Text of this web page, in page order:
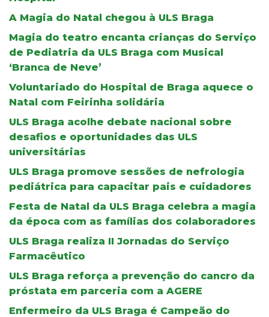
A Magia do Natal chegou à ULS Braga
Magia do teatro encanta crianças do Serviço
de Pediatria da ULS Braga com Musical
‘Branca de Neve’
Voluntariado do Hospital de Braga aquece o
Natal com Feirinha solidária
ULS Braga acolhe debate nacional sobre
desafios e oportunidades das ULS
universitárias
ULS Braga promove sessões de nefrologia
pediátrica para capacitar pais e cuidadores
Festa de Natal da ULS Braga celebra a magia
da época com as famílias dos colaboradores
ULS Braga realiza II Jornadas do Serviço
Farmacêutico
ULS Braga reforça a prevenção do cancro da
próstata em parceria com a AGERE
Enfermeiro da ULS Braga é Campeão do